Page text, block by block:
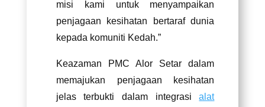
misi kami untuk menyampaikan
penjagaan kesihatan bertaraf dunia
kepada komuniti Kedah.”
Keazaman PMC Alor Setar dalam
memajukan penjagaan kesihatan
jelas terbukti dalam integrasialat